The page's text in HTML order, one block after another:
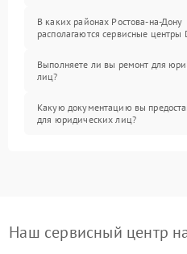
В каких районах Ростова-на-Дону
располагаются сервисные центры
Выполняете ли вы ремонт для
лиц?
Какую документацию вы
для юридических лиц?
Наш сервисный центр